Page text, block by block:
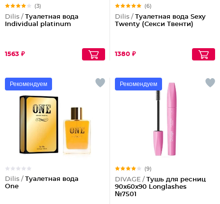
(3)
Dilis / Туалетная вода
Individual platinum
1563 ₽
(6)
Dilis / Туалетная вода Sexy
Twenty (Секси Твенти)
1380 ₽
Рекомендуем
Dilis / Туалетная вода
One
Рекомендуем
(9)
DIVAGE / Тушь для ресниц
90x60x90 Longlashes
№7501